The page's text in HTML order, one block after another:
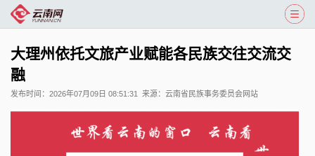
大理州依托文旅产业赋能各民族交往交流交
融
发布时间： 2026年07月09日 08:51:31 来源： 云南省民族事务委员会网站